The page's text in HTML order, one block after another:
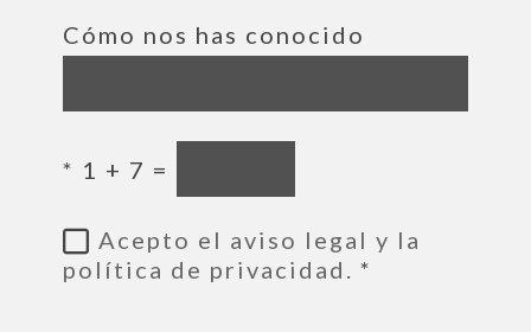
Cómo nos has conocido
* 1 + 7 =
Acepto el aviso legal y la
política de privacidad. *